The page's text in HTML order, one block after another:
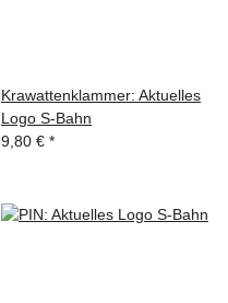
Krawattenklammer: Aktuelles
Logo S-Bahn
9,80 € *